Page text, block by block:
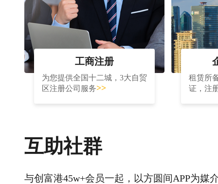
工商注册
为您提供全国十二城，3大自贸
区注册公司服务>>
租赁所
证，注
互助社群
与创富港45w+会员一起，以方圆间APP为媒